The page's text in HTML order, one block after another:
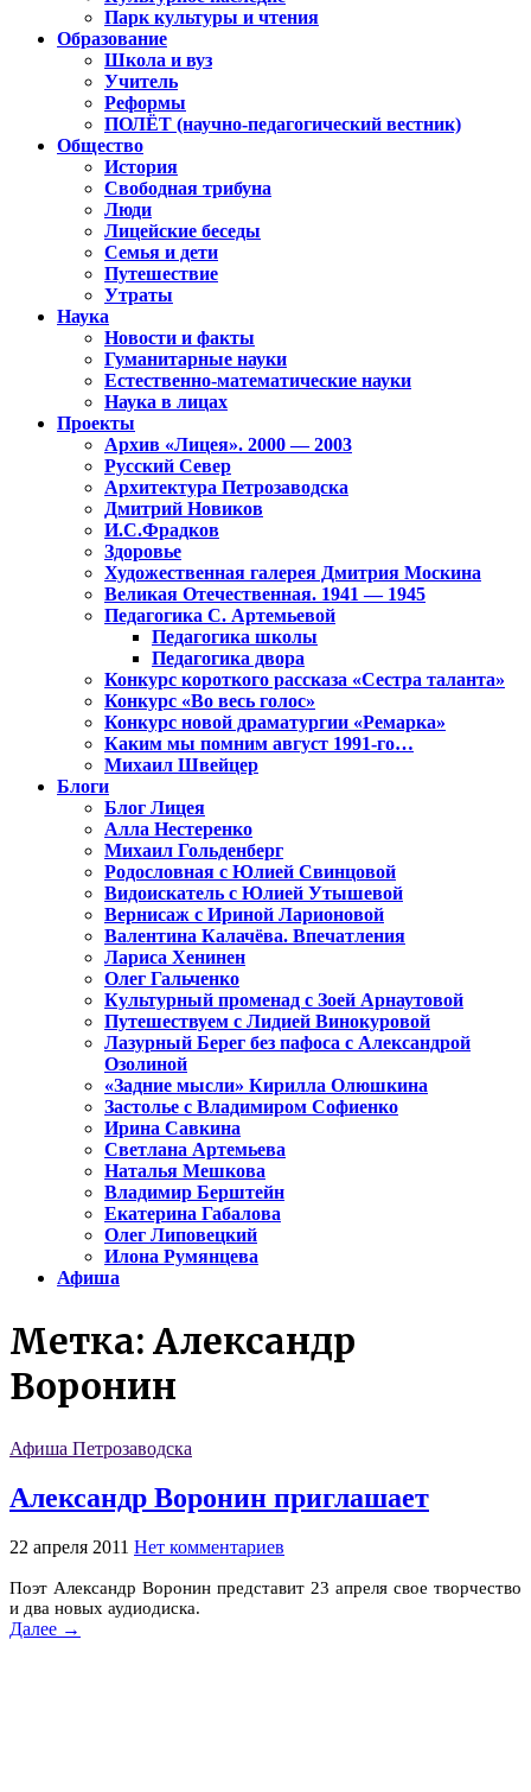
Парк культуры и чтения
Образование
Школа и вуз
Учитель
Реформы
ПОЛЁТ (научно-педагогический вестник)
Общество
История
Свободная трибуна
Люди
Лицейские беседы
Семья и дети
Путешествие
Утраты
Наука
Новости и факты
Гуманитарные науки
Естественно-математические науки
Наука в лицах
Проекты
Архив «Лицея». 2000 — 2003
Русский Север
Архитектура Петрозаводска
Дмитрий Новиков
И.С.Фрадков
Здоровье
Художественная галерея Дмитрия Москина
Великая Отечественная. 1941 — 1945
Педагогика С. Артемьевой
Педагогика школы
Педагогика двора
Конкурс короткого рассказа «Сестра таланта»
Конкурс «Во весь голос»
Конкурс новой драматургии «Ремарка»
Каким мы помним август 1991-го…
Михаил Швейцер
Блоги
Блог Лицея
Алла Нестеренко
Михаил Гольденберг
Родословная с Юлией Свинцовой
Видоискатель с Юлией Утышевой
Вернисаж с Ириной Ларионовой
Валентина Калачёва. Впечатления
Лариса Хенинен
Олег Гальченко
Культурный променад с Зоей Арнаутовой
Путешествуем с Лидией Винокуровой
Лазурный Берег без пафоса с Александрой
Озолиной
«Задние мысли» Кирилла Олюшкина
Застолье с Владимиром Софиенко
Ирина Савкина
Светлана Артемьева
Наталья Мешкова
Владимир Берштейн
Екатерина Габалова
Олег Липовецкий
Илона Румянцева
Афиша
Метка: Александр
Воронин
Афиша Петрозаводска
Александр Воронин приглашает
22 апреля 2011 Нет комментариев
Поэт Александр Воронин представит 23 апреля свое творчество
и два новых аудиодиска.
Далее →